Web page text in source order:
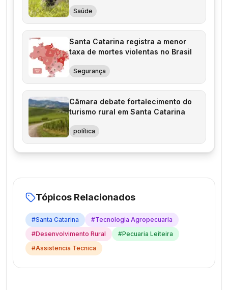
Saúde
Santa Catarina registra a menor
taxa de mortes violentas no Brasil
Segurança
Câmara debate fortalecimento do
turismo rural em Santa Catarina
política
Tópicos Relacionados
#Santa Catarina #Tecnologia Agropecuaria
#Desenvolvimento Rural #Pecuaria Leiteira
#Assistencia Tecnica